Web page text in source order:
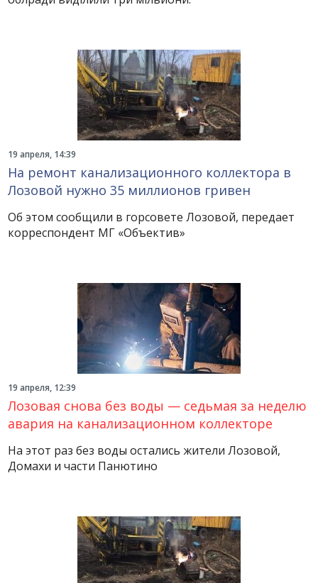
19 апреля, 14:39
На ремонт канализационного коллектора в
Лозовой нужно 35 миллионов гривен
Об этом сообщили в горсовете Лозовой, передает
корреспондент МГ «Объектив»
19 апреля, 12:39
Лозовая снова без воды — седьмая за неделю
авария на канализационном коллекторе
На этот раз без воды остались жители Лозовой,
Домахи и части Панютино